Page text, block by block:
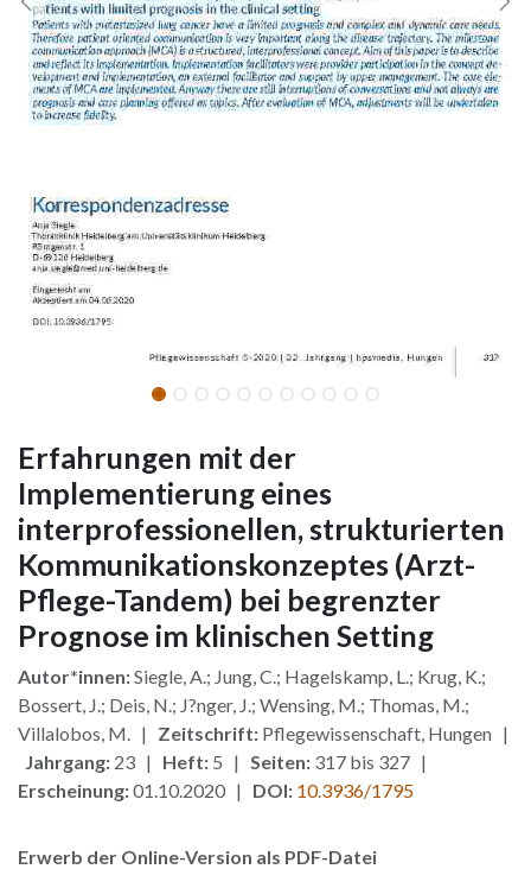
Erfahrungen mit der
Implementierung eines
interprofessionellen, strukturierten
Kommunikationskonzeptes (Arzt-
Pflege-Tandem) bei begrenzter
Prognose im klinischen Setting
Autor*innen:Siegle, A.; Jung, C.; Hagelskamp, L.; Krug, K.;
Bossert, J.; Deis, N.; J?nger, J.; Wensing, M.; Thomas, M.;
Villalobos, M. | Zeitschrift: Pflegewissenschaft, Hungen |
Jahrgang: 23 | Heft: 5 | Seiten: 317 bis 327 |
Erscheinung:01.10.2020 | DOI: 10.3936/1795
Erwerb der Online-Version als PDF-Datei